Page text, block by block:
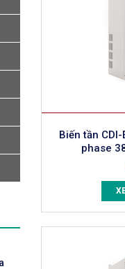
Biến tần
phase